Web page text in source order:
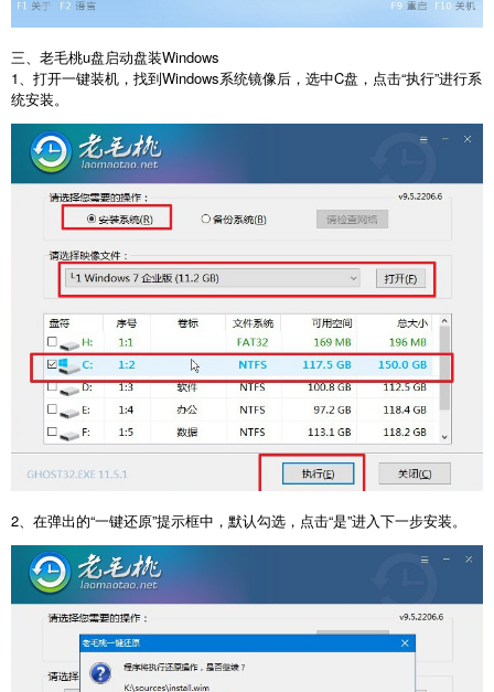
三、老毛桃u盘启动盘装Windows
1、打开一键装机，找到Windows系统镜像后，选中C盘，点击“执行”进行系
统安装。
2、在弹出的“一键还原”提示框中，默认勾选，点击“是”进入下一步安装。